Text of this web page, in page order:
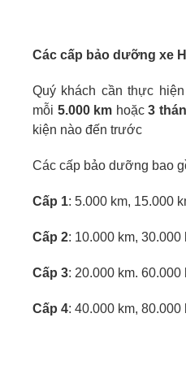
Các cấp bảo dưỡng xe
Quý khách cần thực
mỗi 5.000 km hoặc3
kiện nào đến trước
Các cấp bảo dưỡng bao
Cấp 1: 5.000 km, 15.000
Cấp 2: 10.000 km, 30.000
Cấp 3: 20.000 km. 60.000
Cấp 4: 40.000 km, 80.000